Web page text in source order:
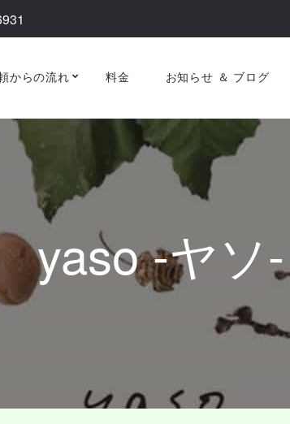
からの流れ 料金 お知らせ ＆ ブログ
yaso -ヤソ-